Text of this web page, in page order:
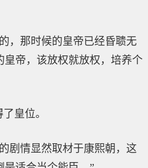
，那时候的皇帝已经昏聩无
帝，该放权就放权，培养个
皇位。
剧情显然取材于康熙朝，这